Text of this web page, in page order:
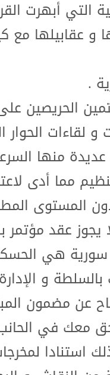
التي أبهرت
و عقابيلها مع
.
الحريصين
و لقاءات
منها
مما أدى
دون المستوى
يجوز عقد
هي
بالسلطة و
عن مضمون
معك في
استنادا